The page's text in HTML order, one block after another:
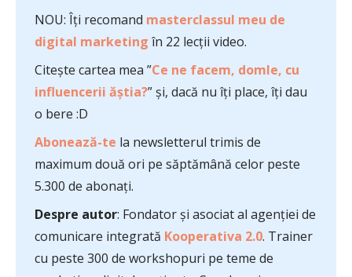
NOU: Îți recomand masterclassul meu de
digital marketing în 22 lecții video.
Citește cartea mea ”Ce ne facem, domle, cu
influencerii ăștia?” și, dacă nu îți place, îți dau
o bere :D
Abonează-te la newsletterul trimis de
maximum două ori pe săptămână celor peste
5.300 de abonați.
Despre autor: Fondator și asociat al agenției de
comunicare integrată Kooperativa 2.0. Trainer
cu peste 300 de workshopuri pe teme de